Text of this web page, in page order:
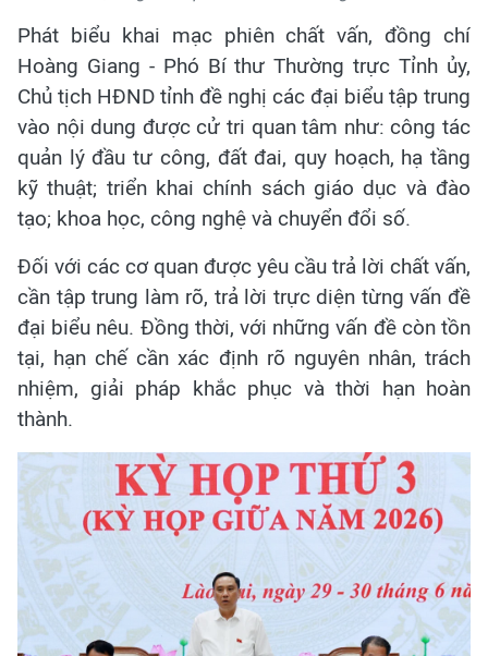
Phát biểu khai mạc phiên chất vấn, đồng chí
Hoàng Giang - Phó Bí thư Thường trực Tỉnh ủy,
Chủ tịch HĐND tỉnh đề nghị các đại biểu tập trung
vào nội dung được cử tri quan tâm như: công tác
quản lý đầu tư công, đất đai, quy hoạch, hạ tầng
kỹ thuật; triển khai chính sách giáo dục và đào
tạo; khoa học, công nghệ và chuyển đổi số.
Đối với các cơ quan được yêu cầu trả lời chất vấn,
cần tập trung làm rõ, trả lời trực diện từng vấn đề
đại biểu nêu. Đồng thời, với những vấn đề còn tồn
tại, hạn chế cần xác định rõ nguyên nhân, trách
nhiệm, giải pháp khắc phục và thời hạn hoàn
thành.